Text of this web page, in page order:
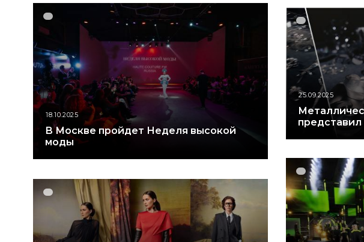
18.10.2025
В Москве пройдет Неделя высокой
моды
25.09.2025